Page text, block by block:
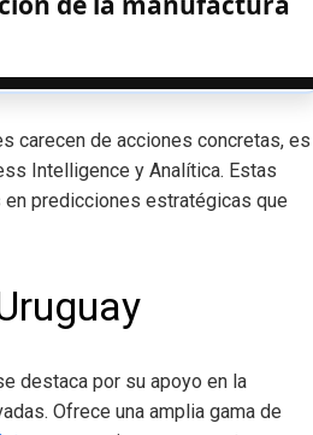
carecen de acciones concretas, es
Intelligence y Analítica. Estas
predicciones estratégicas que
destaca por su apoyo en la
Ofrece una amplia gama de